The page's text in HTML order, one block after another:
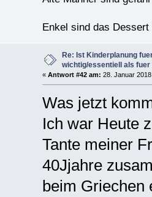
Enkel sind das
Re: Ist Kinderplanung
wichtig/essentiell als fuer
« Antwort #42 am: 28. Januar
Was jetzt
Ich war Heute
Tante meiner
40Jjahre
beim Griechen